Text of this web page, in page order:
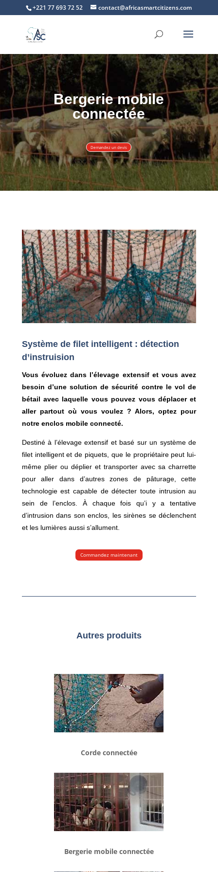
+221 77 693 72 52 contact@africasmartcitizens.com
Bergerie mobile
connectée
Demandez un devis
Système de filet intelligent : détection
d’instruision
Vous évoluez dans l’élevage extensif et vous avez
besoin d’une solution de sécurité contre le vol de
bétail avec laquelle vous pouvez vous déplacer et
aller partout où vous voulez ? Alors, optez pour
notre enclos mobile connecté.
Destiné à l’élevage extensif et basé sur un système de
filet intelligent et de piquets, que le propriétaire peut lui-
même plier ou déplier et transporter avec sa charrette
pour aller dans d’autres zones de pâturage, cette
technologie est capable de détecter toute intrusion au
sein de l’enclos. À chaque fois qu’i y a tentative
d’intrusion dans son enclos, les sirènes se déclenchent
et les lumières aussi s’allument.
Commandez maintenant
Autres produits
Corde connectée
Bergerie mobile connectée